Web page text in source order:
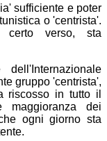
sufficiente e poter
o 'centrista'.
certo verso, sta
gruppo 'centrista',
riscosso in tutto il
maggioranza dei
ogni giorno sta